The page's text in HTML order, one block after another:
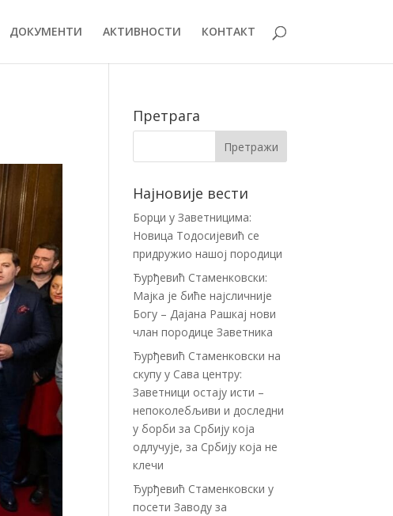
ДОКУМЕНТИ АКТИВНОСТИ КОНТАКТ
Претрага
Најновије вести
Борци у Заветницима:
Новица Тодосијевић се
придружио нашој породици
Ђурђевић Стаменковски:
Мајка је биће најсличније
Богу – Дајана Рашкај нови
члан породице Заветника
Ђурђевић Стаменковски на
скупу у Сава центру:
Заветници остају исти –
непоколебљиви и доследни
у борби за Србију која
одлучује, за Србију која не
клечи
Ђурђевић Стаменковски у
посети Заводу за